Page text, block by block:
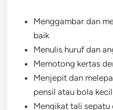
Menggambar dan
baik
Menulis huruf dan
Memotong kertas
Menjepit dan
pensil atau bola kecil
Mengikat tali sepatu